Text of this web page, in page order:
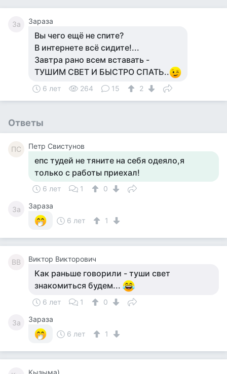
За Зараза
Вы чего ещё не спите?
В интернете всё сидите!...
Завтра рано всем вставать -
ТУШИМ СВЕТ И БЫСТРО СПАТЬ..
6 лет 264 15 2
Ответы
ПС Петр Свистунов
епс тудей не тяните на себя одеяло,я
только с работы приехал!
6 лет 1 0
За
Зараза
6 лет
1
ВВ Виктор Викторович
Как раньше говорили - туши свет
знакомиться будем...
6 лет 1 0
За
Зараза
6 лет
1
Кызыма)